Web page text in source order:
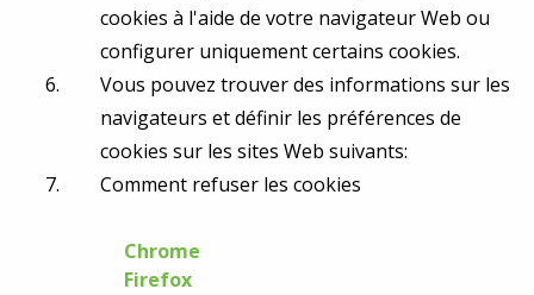
cookies à l'aide de votre navigateur Web ou
configurer uniquement certains cookies.
Vous pouvez trouver des informations sur les
navigateurs et définir les préférences de
cookies sur les sites Web suivants:
Comment refuser les cookies
Chrome
Firefox